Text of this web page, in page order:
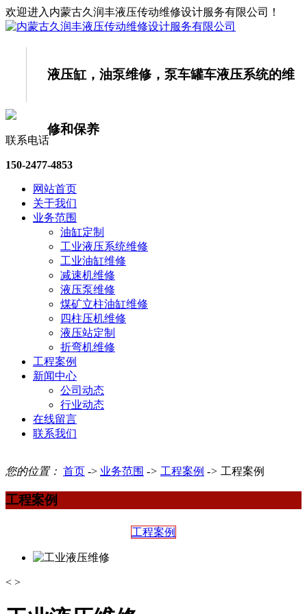
欢迎进入内蒙古久润丰液压传动维修设计服务有限公司！
液压缸，油泵维修，泵车罐车液压系统的维
修和保养
联系电话
150-2477-4853
网站首页
关于我们
业务范围
油缸定制
工业液压系统维修
工业油缸维修
减速机维修
液压泵维修
煤矿立柱油缸维修
四柱压机维修
液压站定制
折弯机维修
工程案例
新闻中心
公司动态
行业动态
在线留言
联系我们
您的位置： 首页 -> 业务范围 -> 工程案例 -> 工程案例
工程案例
工程案例
< >